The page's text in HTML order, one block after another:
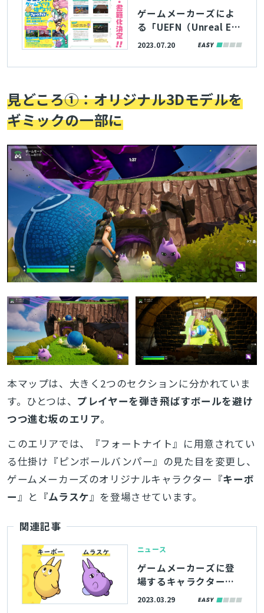
ゲームメーカーズによ
る「UEFN（Unreal Edi
tor For Fortnite）で
う！」が書籍化決定！8
予約受付開始
2023.07.20
見どころ①：オリジナル3Dモデルを
ギミックの一部に
本マップは、大きく2つのセクションに分かれていま
す。ひとつは、 プレイヤーを弾き飛ばすボールを避け
つつ進む坂のエリア。
このエリアでは、『フォートナイト』に用意されてい
る仕掛け『ピンボールバンパー』の見た目を変更し、
ゲームメーカーズのオリジナルキャラクター『キーボ
ー』と『ムラスケ』を登場させています。
関連記事
ニュース
ゲームメーカーズに登
場するキャラクター
「キーボー」「ムラス
2023.03.29